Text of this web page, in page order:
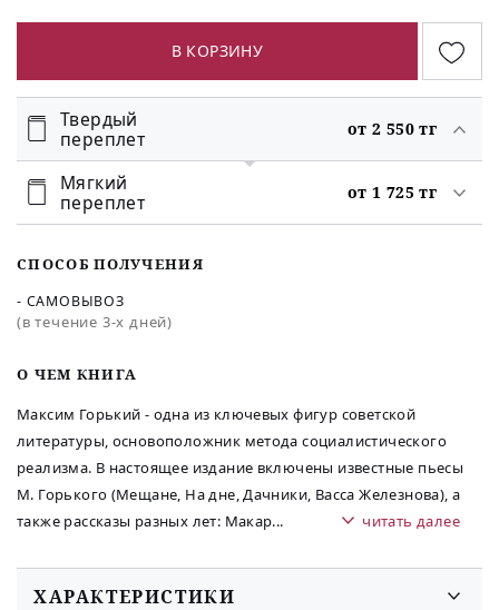
O ЧЕМ КНИГА
Максим Горький - одна из ключевых фигур советской
литературы, основоположник метода социалистического
реализма. В настоящее издание включены известные пьесы
М. Горького (Мещане, На дне, Дачники, Васса Железнова), а
также рассказы разных лет: Макар... читать далее
В КОРЗИНУ
Твердый
переплет
от 2 550 тг
Мягкий
переплет
от 1 725 тг
СПОСОБ ПОЛУЧЕНИЯ
- САМОВЫВОЗ
(в течение 3-х дней)
ХАРАКТЕРИСТИКИ